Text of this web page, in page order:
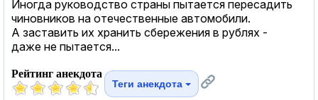
Иногда руководство страны пытается пересадить
чиновников на отечественные автомобили.
А заставить их хранить сбережения в рублях -
даже не пытается...
Рейтинг анекдота
Теги анекдота